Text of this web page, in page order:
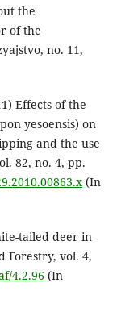
the
of the
no. 11,
Effects of the
yesoensis) on
and the use
82, no. 4, pp.
(In
tailed deer in
Forestry, vol. 4,
4.2.96 (In